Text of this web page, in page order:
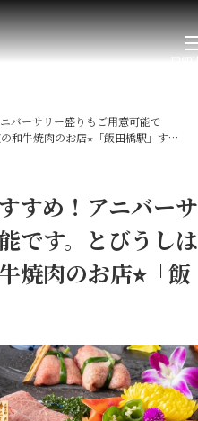
バーサリー盛りもご用意可能で
和牛焼肉のお店⭐︎「飯田橋駅」す…
すめ！アニバーサ
です。とびうしは
焼肉のお店⭐︎「飯